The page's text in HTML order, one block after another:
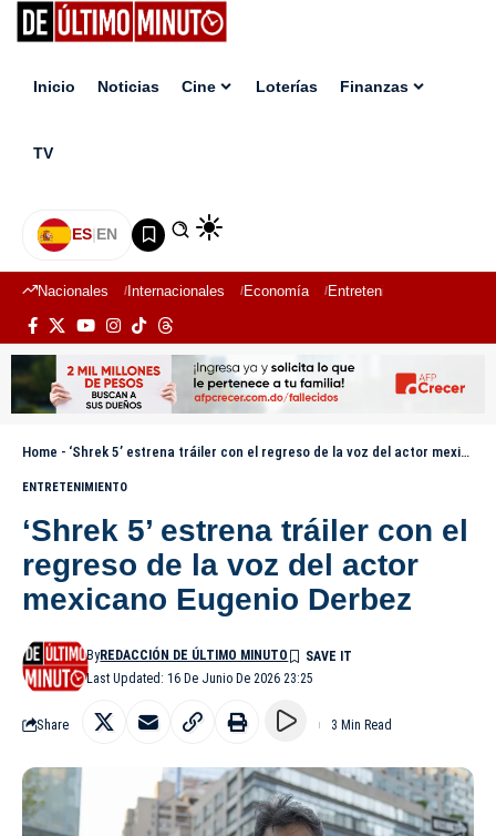
Inicio Noticias Cine Loterías Finanzas
TV
ES|EN
Nacionales Internacionales Economía Entretenimiento
Home - ‘Shrek 5’ estrena tráiler con el regreso de la voz del actor mexicano Eugenio Derbez
ENTRETENIMIENTO
‘Shrek 5’ estrena tráiler con el
regreso de la voz del actor
mexicano Eugenio Derbez
Last Updated: 16 De Junio De 2026 23:25
ByREDACCIÓN DE ÚLTIMO MINUTO
Share 3 Min Read